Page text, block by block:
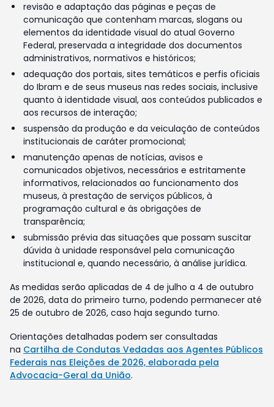
revisão e adaptação das páginas e peças de
comunicação que contenham marcas, slogans ou
elementos da identidade visual do atual Governo
Federal, preservada a integridade dos documentos
administrativos, normativos e históricos;
adequação dos portais, sites temáticos e perfis oficiais
do Ibram e de seus museus nas redes sociais, inclusive
quanto à identidade visual, aos conteúdos publicados e
aos recursos de interação;
suspensão da produção e da veiculação de conteúdos
institucionais de caráter promocional;
manutenção apenas de notícias, avisos e
comunicados objetivos, necessários e estritamente
informativos, relacionados ao funcionamento dos
museus, à prestação de serviços públicos, à
programação cultural e às obrigações de
transparência;
submissão prévia das situações que possam suscitar
dúvida à unidade responsável pela comunicação
institucional e, quando necessário, à análise jurídica.
As medidas serão aplicadas de 4 de julho a 4 de outubro
de 2026, data do primeiro turno, podendo permanecer até
25 de outubro de 2026, caso haja segundo turno.
Orientações detalhadas podem ser consultadas
na Cartilha de Condutas Vedadas aos Agentes Públicos
Federais nas Eleições de 2026, elaborada pela
Advocacia-Geral da União.